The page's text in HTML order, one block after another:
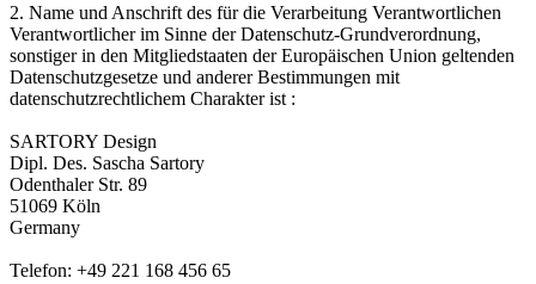
2. Name und Anschrift des für die Verarbeitung Verantwortlichen
Verantwortlicher im Sinne der Datenschutz-Grundverordnung,
sonstiger in den Mitgliedstaaten der Europäischen Union geltenden
Datenschutzgesetze und anderer Bestimmungen mit
datenschutzrechtlichem Charakter ist :
SARTORY Design
Dipl. Des. Sascha Sartory
Odenthaler Str. 89
51069 Köln
Germany
Telefon: +49 221 168 456 65